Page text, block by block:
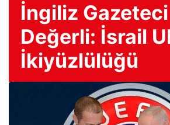
İngiliz Gazeteci
Değerli: İsrail
İkiyüzlülüğü